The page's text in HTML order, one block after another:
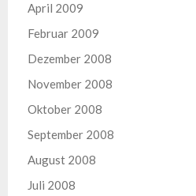
April 2009
Februar 2009
Dezember 2008
November 2008
Oktober 2008
September 2008
August 2008
Juli 2008